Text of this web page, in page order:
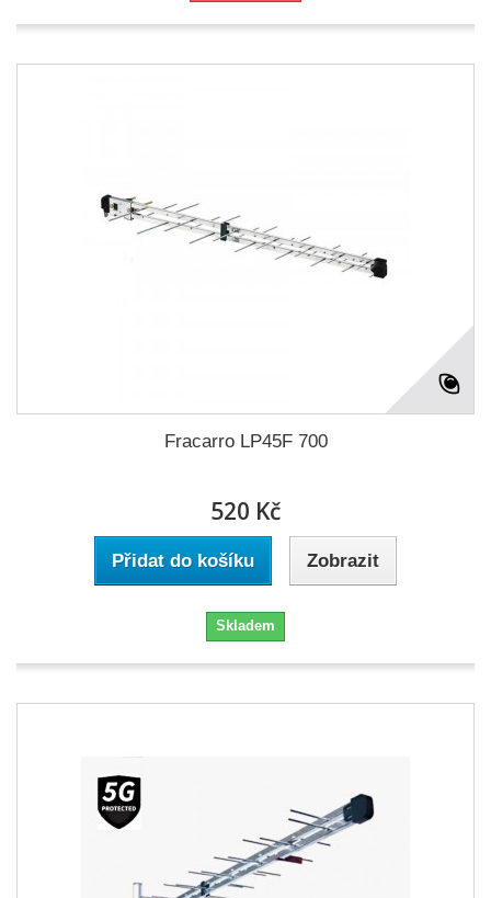
Fracarro LP45F 700
520 Kč
Přidat do košíku Zobrazit
Skladem